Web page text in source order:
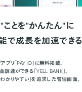
ことを"かんたん"に
で成長を加速できる
プリ「PAY ID」に無料掲載。
調達ができる「YELL BANK」。
わかりやすい」を追求した管理画面。